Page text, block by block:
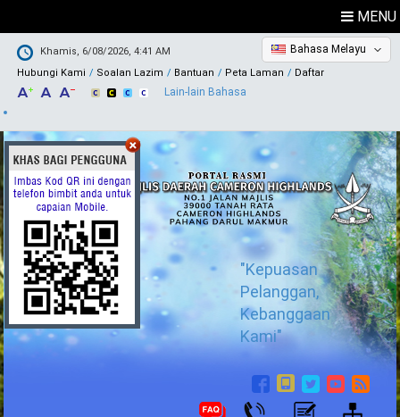
MENU
Khamis, 6/08/2026, 4:41 AM
Hubungi Kami
Soalan Lazim Bantuan Peta Laman Daftar
Bahasa Melayu
Lain-lain Bahasa
"Kepuasan
Pelanggan,
Kebanggaan
Kami"